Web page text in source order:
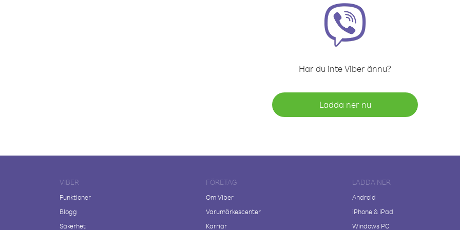
Har du inte Viber ännu?
Ladda ner nu
VIBER
Funktioner
Blogg
Säkerhet
FÖRETAG
Om Viber
Varumärkescenter
Karriär
LADDA NER
Android
iPhone & iPad
Windows PC